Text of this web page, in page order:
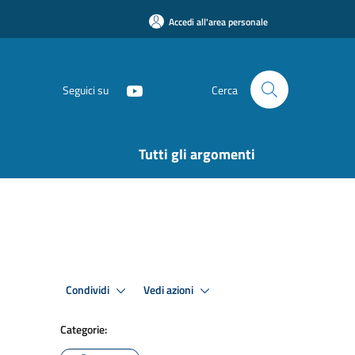
Accedi all'area personale
Seguici su Cerca
Tutti gli argomenti
Condividi Vedi azioni
Categorie: